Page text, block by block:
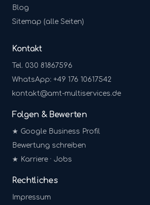
Blog
Sitemap (alle Seiten)
Kontakt
Tel. 030 81867596
WhatsApp: +49 176 10617542
kontakt@amt-multiservices.de
Folgen & Bewerten
★ Google Business Profil
Bewertung schreiben
★ Karriere · Jobs
Rechtliches
Impressum